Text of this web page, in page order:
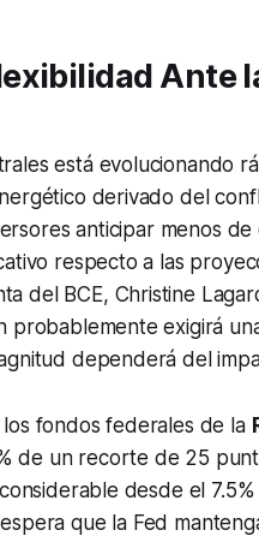
Ante
está evolucionando
derivado del
anticipar menos
respecto a las
del BCE, Christine
probablemente exigirá
dependerá del
fondos federales de la
de un recorte de 25
desde el
que la Fed